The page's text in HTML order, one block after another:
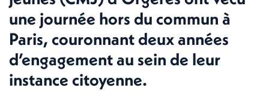
une journée hors du commun à
Paris, couronnant deux années
d’engagement au sein de leur
instance citoyenne.